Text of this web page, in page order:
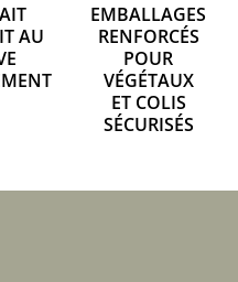
AU
EMBALLAGES
RENFORCÉS
POUR
VÉGÉTAUX
ET COLIS
SÉCURISÉS